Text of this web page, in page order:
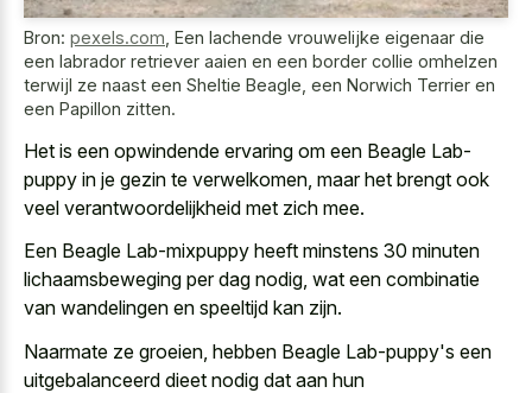
Bron: pexels.com Een lachende vrouwelijke eigenaar die
een labrador retriever aaien en een border collie omhelzen
terwijl ze naast een Sheltie Beagle, een Norwich Terrier en
een Papillon zitten.
Het is een opwindende ervaring om een Beagle Lab-
puppy in je gezin te verwelkomen, maar het brengt ook
veel verantwoordelijkheid met zich mee.
Een Beagle Lab-mixpuppy heeft minstens 30 minuten
lichaamsbeweging per dag nodig, wat een combinatie
van wandelingen en speeltijd kan zijn.
Naarmate ze groeien, hebben Beagle Lab-puppy's een
uitgebalanceerd dieet nodig dat aan hun